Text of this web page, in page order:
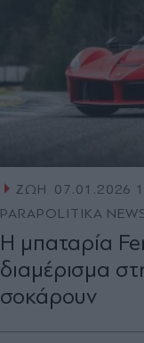
ΖΩΗ
07.01.2026
PARAPOLITIKA
Η μπαταρία
διαμέρισμα
σοκάρουν